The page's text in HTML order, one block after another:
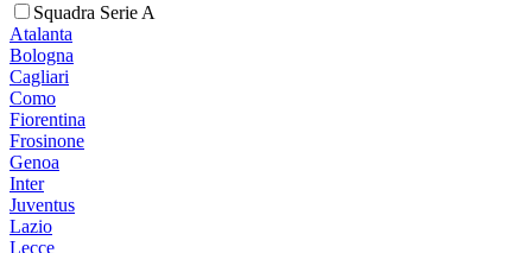
Squadra Serie A
Atalanta
Bologna
Cagliari
Como
Fiorentina
Frosinone
Genoa
Inter
Juventus
Lazio
Lecce